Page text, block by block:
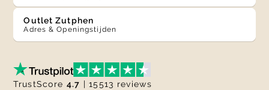
Outlet Zutphen
Adres & Openingstijden
TrustScore 4.7 | 15513 reviews